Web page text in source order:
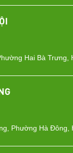
Hai Bà Trưng,
Phường Hà Đông,